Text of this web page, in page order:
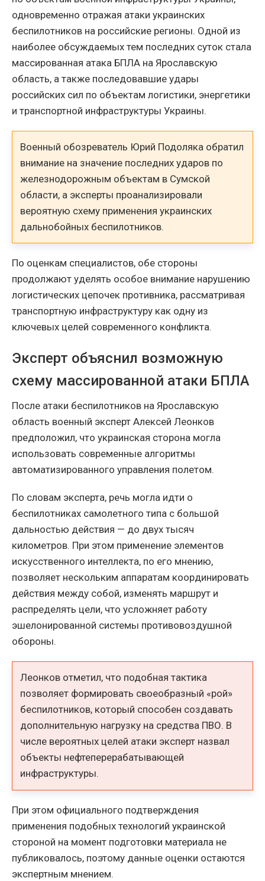
одновременно отражая атаки украинских
беспилотников на российские регионы. Одной из
наиболее обсуждаемых тем последних суток стала
массированная атака БПЛА на Ярославскую
область, а также последовавшие удары
российских сил по объектам логистики, энергетики
и транспортной инфраструктуры Украины.
Военный обозреватель Юрий Подоляка обратил
внимание на значение последних ударов по
железнодорожным объектам в Сумской
области, а эксперты проанализировали
вероятную схему применения украинских
дальнобойных беспилотников.
По оценкам специалистов, обе стороны
продолжают уделять особое внимание нарушению
логистических цепочек противника, рассматривая
транспортную инфраструктуру как одну из
ключевых целей современного конфликта.
Эксперт объяснил возможную
схему массированной атаки БПЛА
После атаки беспилотников на Ярославскую
область военный эксперт Алексей Леонков
предположил, что украинская сторона могла
использовать современные алгоритмы
автоматизированного управления полетом.
По словам эксперта, речь могла идти о
беспилотниках самолетного типа с большой
дальностью действия — до двух тысяч
километров. При этом применение элементов
искусственного интеллекта, по его мнению,
позволяет нескольким аппаратам координировать
действия между собой, изменять маршрут и
распределять цели, что усложняет работу
эшелонированной системы противовоздушной
обороны.
Леонков отметил, что подобная тактика
позволяет формировать своеобразный «рой»
беспилотников, который способен создавать
дополнительную нагрузку на средства ПВО. В
числе вероятных целей атаки эксперт назвал
объекты нефтеперерабатывающей
инфраструктуры.
При этом официального подтверждения
применения подобных технологий украинской
стороной на момент подготовки материала не
публиковалось, поэтому данные оценки остаются
экспертным мнением.